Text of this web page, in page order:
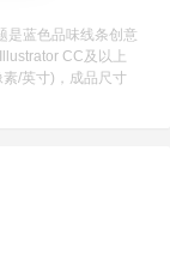
是蓝色品味线条创意
CC及以上
/英寸)，成品尺寸